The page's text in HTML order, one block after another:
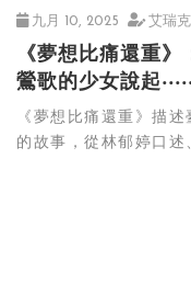
九月 10, 2025 艾瑞
《夢想比痛還重
鶯歌的少女說起
《夢想比痛還重》描
的故事，從林郁婷口述